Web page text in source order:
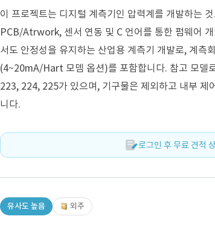
이 프로젝트는 디지털 계측기인 압력계를 개발하는
PCB/Atrwork, 센서 연동 및 C 언어를 통한 펌웨어
서도 안정성을 유지하는 산업용 계측기 개발로, 계측
(4~20mA/Hart 모뎀 옵션)를 포함합니다. 참고 모
223, 224, 225가 있으며, 기구물은 제외하고 내부 제
니다.
로그인 후 무료 견적
유사도 높음 외주